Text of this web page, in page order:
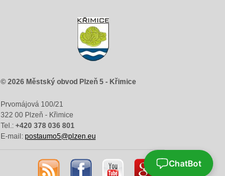
© 2026 Městský obvod Plzeň 5 - Křimice
Prvomájová 100/21
322 00 Plzeň - Křimice
Tel.: +420 378 036 801
E-mail: postaumo5@plzen.eu
ChatBot